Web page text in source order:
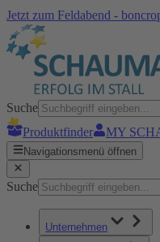
Jetzt zum Feldabend -
Suche
Produktfinder
MY
Navigationsmenü öffnen
Suche
Unternehmen